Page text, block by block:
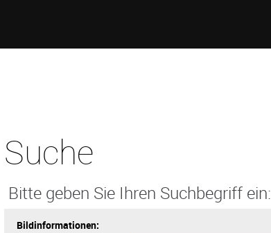
Suche
Bitte geben Sie Ihren Suchbegriff ein:
Bildinformationen: